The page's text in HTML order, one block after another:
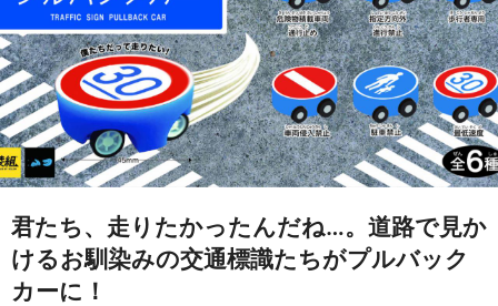
君たち、走りたかったんだね…。道路で見か
けるお馴染みの交通標識たちがプルバック
カーに！